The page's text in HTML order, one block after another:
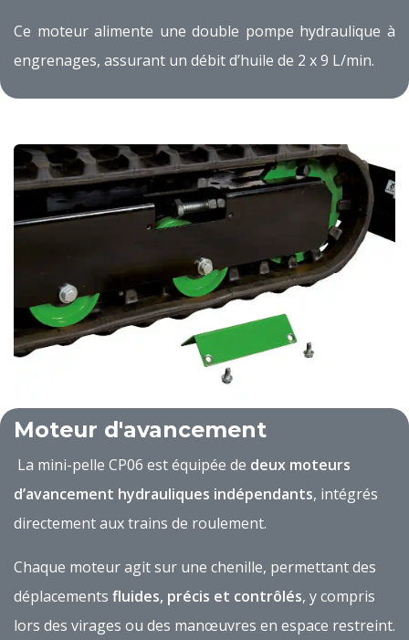
Ce moteur alimente une double pompe hydraulique à
engrenages, assurant un débit d’huile de 2 x 9 L/min.
Moteur d'avancement
La mini-pelle CP06 est équipée de deux moteurs
d’avancement hydrauliques indépendants, intégrés
directement aux trains de roulement.
Chaque moteur agit sur une chenille, permettant des
déplacements fluides, précis et contrôlés, y compris
lors des virages ou des manœuvres en espace restreint.